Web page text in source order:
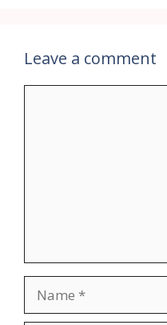
Leave a comment